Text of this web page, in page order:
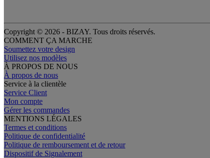
Copyright © 2026 - BIZAY. Tous droits réservés.
COMMENT ÇA MARCHE
Soumettez votre design
Utilisez nos modèles
À PROPOS DE NOUS
À propos de nous
Service à la clientèle
Service Client
Mon compte
Gérer les commandes
MENTIONS LÉGALES
Termes et conditions
Politique de confidentialité
Politique de remboursement et de retour
Dispositif de Signalement